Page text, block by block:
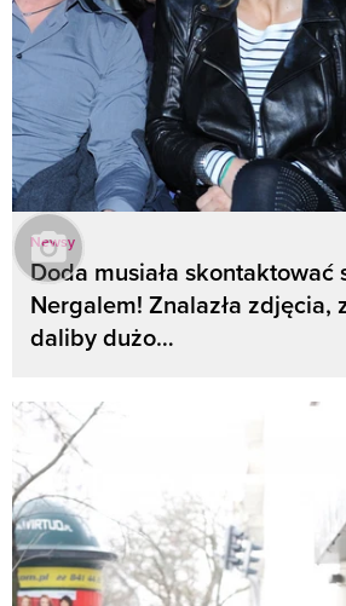
Newsy
Doda musiała skontaktować
Nergalem! Znalazła zdjęcia,
daliby dużo…